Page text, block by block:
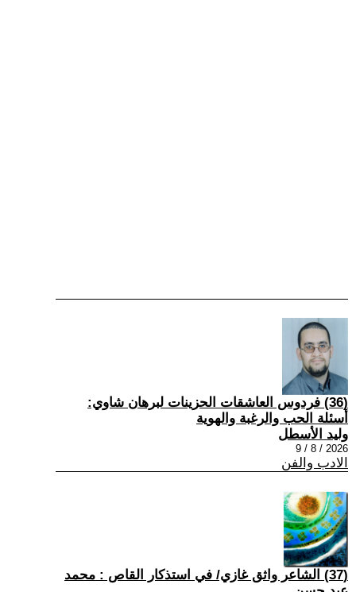
(36) فردوس العاشقات الحزينات لبرهان شاوي:
أسئلة الحب والرغبة والهوية
وليد الأسطل
2026 / 8 / 9
الادب والفن
(37) الشاعر واثق غازي/ في استذكار القاص : محمد